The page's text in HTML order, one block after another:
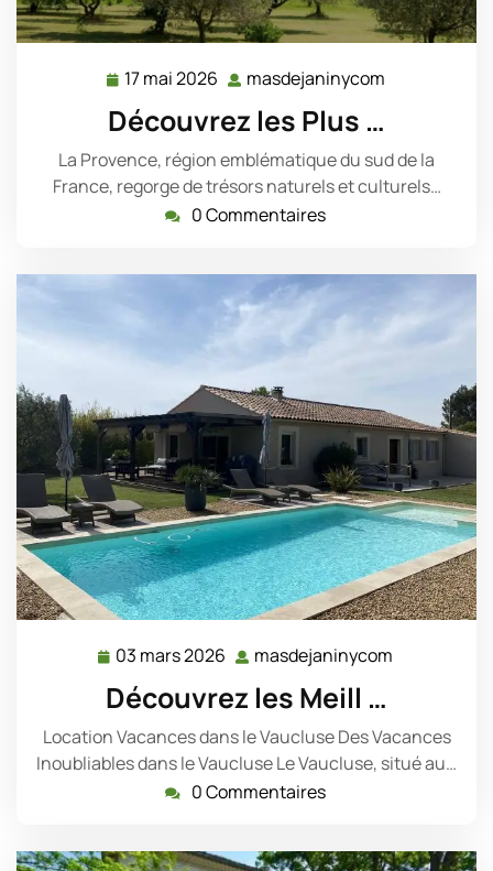
17 mai 2026 17
2026
masdejaninycom
Découvrez les Plus …
La Provence, région emblématique du sud de la
France, regorge de trésors naturels et culturels…
0 Commentaires
03 mars 2026 03
mars
2026
masdejaninycom
Découvrez les Meill …
Location Vacances dans le Vaucluse Des Vacances
Inoubliables dans le Vaucluse Le Vaucluse, situé au…
0 Commentaires